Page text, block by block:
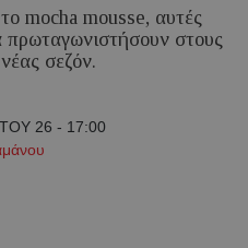
mocha mousse, αυτές
πρωταγωνιστήσουν στους
σεζόν.
26 - 17:00